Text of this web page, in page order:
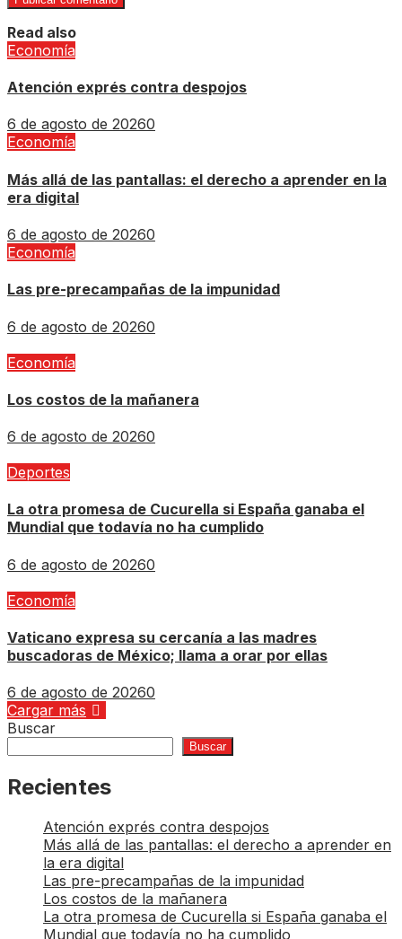
Read also
Economía
Atención exprés contra despojos
6 de agosto de 20260
Economía
Más allá de las pantallas: el derecho a aprender en la
era digital
6 de agosto de 20260
Economía
Las pre-precampañas de la impunidad
6 de agosto de 20260
Economía
Los costos de la mañanera
6 de agosto de 20260
Deportes
La otra promesa de Cucurella si España ganaba el
Mundial que todavía no ha cumplido
6 de agosto de 20260
Economía
Vaticano expresa su cercanía a las madres
buscadoras de México; llama a orar por ellas
6 de agosto de 20260
Cargar más
Buscar
Buscar
Recientes
Atención exprés contra despojos
Más allá de las pantallas: el derecho a aprender en
la era digital
Las pre-precampañas de la impunidad
Los costos de la mañanera
La otra promesa de Cucurella si España ganaba el
Mundial que todavía no ha cumplido